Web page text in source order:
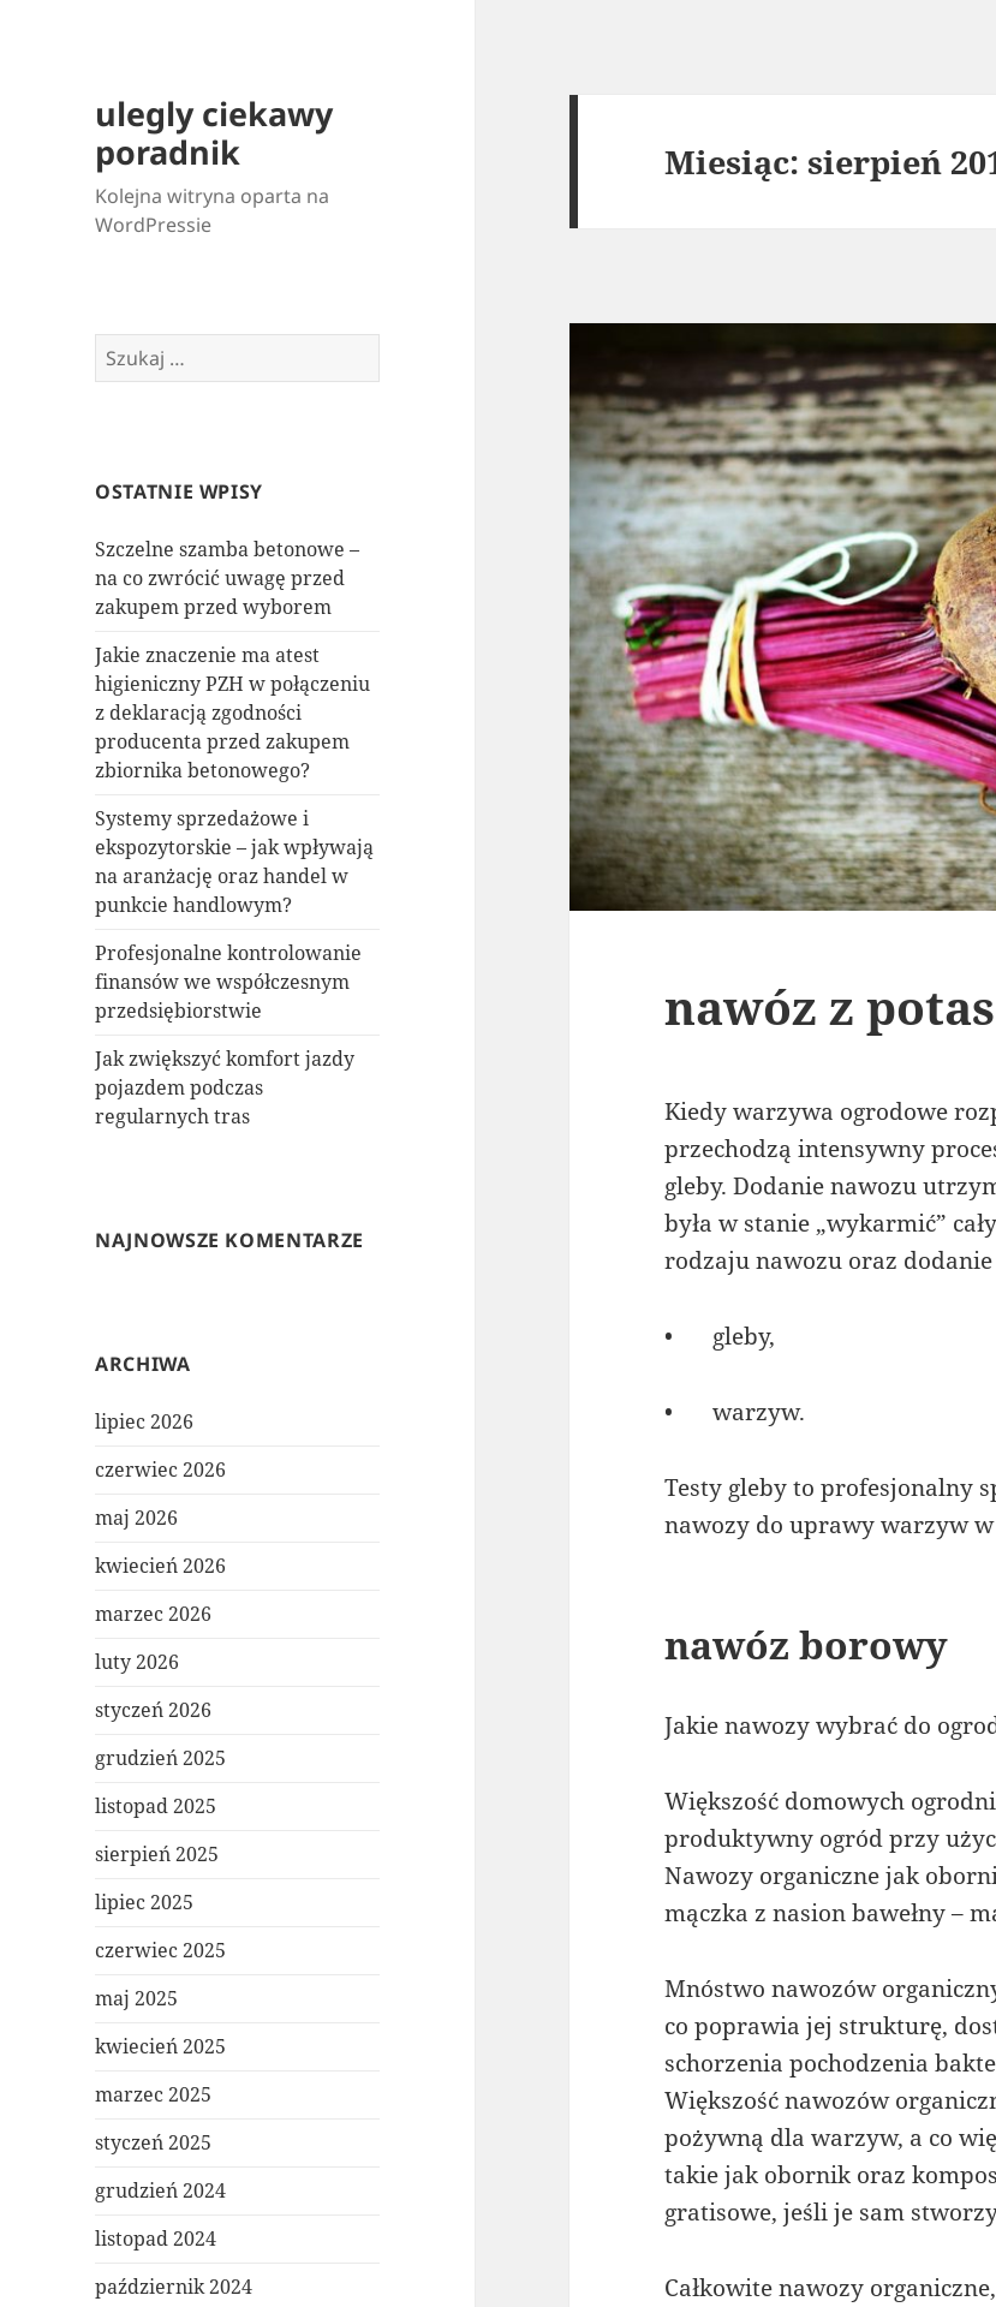
ulegly ciekawy
poradnik
Kolejna witryna oparta na
WordPressie
Szukaj:
OSTATNIE WPISY
Szczelne szamba betonowe –
na co zwrócić uwagę przed
zakupem przed wyborem
Jakie znaczenie ma atest
higieniczny PZH w połączeniu
z deklaracją zgodności
producenta przed zakupem
zbiornika betonowego?
Systemy sprzedażowe i
ekspozytorskie – jak wpływają
na aranżację oraz handel w
punkcie handlowym?
Profesjonalne kontrolowanie
finansów we współczesnym
przedsiębiorstwie
Jak zwiększyć komfort jazdy
pojazdem podczas
regularnych tras
NAJNOWSZE KOMENTARZE
ARCHIWA
lipiec 2026
czerwiec 2026
maj 2026
kwiecień 2026
marzec 2026
luty 2026
styczeń 2026
grudzień 2025
listopad 2025
sierpień 2025
lipiec 2025
czerwiec 2025
maj 2025
kwiecień 2025
marzec 2025
styczeń 2025
grudzień 2024
listopad 2024
październik 2024
Miesiąc:sierpień
nawóz z
Kiedy warzywa ogrodowe
przechodzą intensywny
gleby. Dodanie nawozu
była w stanie „wykarmić”
rodzaju nawozu oraz
• gleby,
• warzyw.
Testy gleby to profesjonalny
nawozy do uprawy warzyw
nawóz borowy
Jakie nawozy wybrać do
Większość domowych
produktywny ogród przy
Nawozy organiczne jak
mączka z nasion bawełny –
Mnóstwo nawozów
co poprawia jej strukturę,
schorzenia pochodzenia
Większość nawozów
pożywną dla warzyw, a co
takie jak obornik oraz
gratisowe, jeśli je sam
Całkowite nawozy